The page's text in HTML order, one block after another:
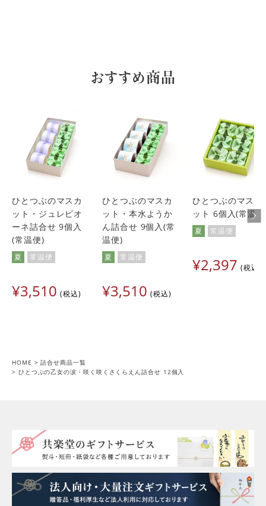
おすすめ商品
ひとつぶのマスカ
ット・ジュレピオ
ーネ詰合せ 9個入
(常温便)
夏 常温便
¥3,510 税込
ひとつぶのマスカ
ット・本水ようか
ん詰合せ 9個入(常
温便)
夏 常温便
¥3,510 税込
ひとつぶのマスカ
ット 6個入(常温
夏 常温便
¥2,397 税込
HOME
詰合せ商品一覧
ひとつぶの乙女の涙・咲く咲くさくらえん詰合せ 12個入